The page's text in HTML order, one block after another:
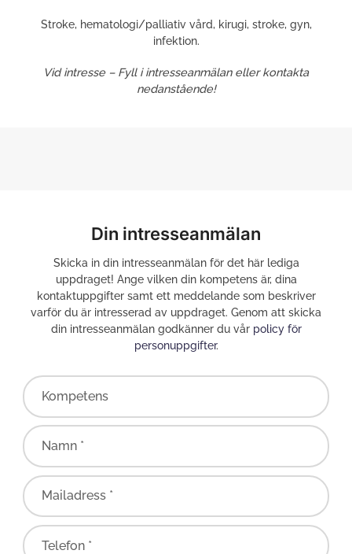
Stroke, hematologi/palliativ vård, kirugi, stroke, gyn,
infektion.
Vidintresse – Fyll i intresseanmälan eller kontakta
nedanstående!
Din intresseanmälan
Skicka in din intresseanmälan för det här lediga
uppdraget! Ange vilken din kompetens är, dina
kontaktuppgifter samt ett meddelande som beskriver
varför du är intresserad av uppdraget. Genom att skicka
din intresseanmälan godkänner du vår policy för
personuppgifter.
Kompetens
Namn *
Mailadress *
Telefon *